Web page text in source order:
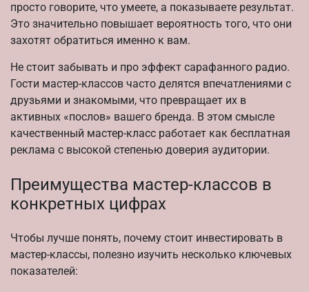
просто говорите, что умеете, а показываете результат.
Это значительно повышает вероятность того, что они
захотят обратиться именно к вам.
Не стоит забывать и про эффект сарафанного радио.
Гости мастер-классов часто делятся впечатлениями с
друзьями и знакомыми, что превращает их в
активных «послов» вашего бренда. В этом смысле
качественный мастер-класс работает как бесплатная
реклама с высокой степенью доверия аудитории.
Преимущества мастер-классов в
конкретных цифрах
Чтобы лучше понять, почему стоит инвестировать в
мастер-классы, полезно изучить несколько ключевых
показателей: